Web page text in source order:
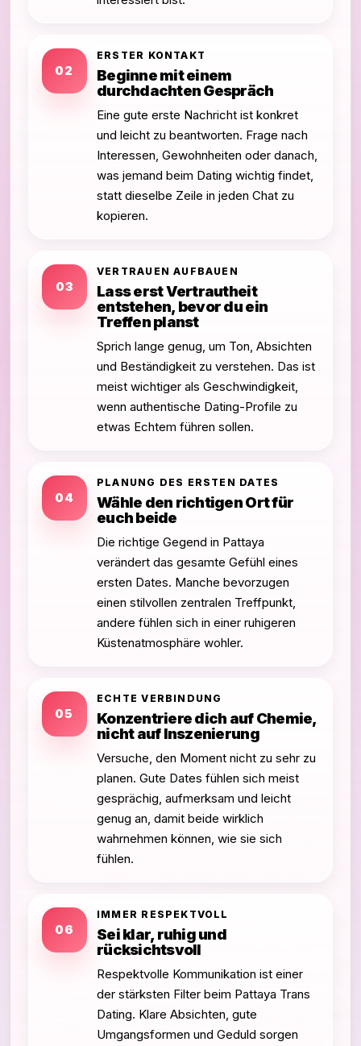
02
ERSTER KONTAKT
Beginne mit einem
durchdachten Gespräch
Eine gute erste Nachricht ist konkret
und leicht zu beantworten. Frage nach
Interessen, Gewohnheiten oder danach,
was jemand beim Dating wichtig findet,
statt dieselbe Zeile in jeden Chat zu
kopieren.
03
VERTRAUEN AUFBAUEN
Lass erst Vertrautheit
entstehen, bevor du ein
Treffen planst
Sprich lange genug, um Ton, Absichten
und Beständigkeit zu verstehen. Das ist
meist wichtiger als Geschwindigkeit,
wenn authentische Dating-Profile zu
etwas Echtem führen sollen.
04
PLANUNG DES ERSTEN DATES
Wähle den richtigen Ort für
euch beide
Die richtige Gegend in Pattaya
verändert das gesamte Gefühl eines
ersten Dates. Manche bevorzugen
einen stilvollen zentralen Treffpunkt,
andere fühlen sich in einer ruhigeren
Küstenatmosphäre wohler.
05
ECHTE VERBINDUNG
Konzentriere dich auf Chemie,
nicht auf Inszenierung
Versuche, den Moment nicht zu sehr zu
planen. Gute Dates fühlen sich meist
gesprächig, aufmerksam und leicht
genug an, damit beide wirklich
wahrnehmen können, wie sie sich
fühlen.
06
IMMER RESPEKTVOLL
Sei klar, ruhig und
rücksichtsvoll
Respektvolle Kommunikation ist einer
der stärksten Filter beim Pattaya Trans
Dating. Klare Absichten, gute
Umgangsformen und Geduld sorgen